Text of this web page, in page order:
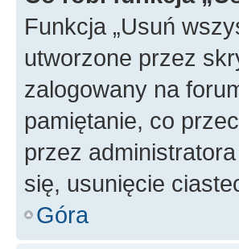
Funkcja „Usuń
utworzone przez
zalogowany na
pamiętanie, co
przez
się, usunięcie
Góra